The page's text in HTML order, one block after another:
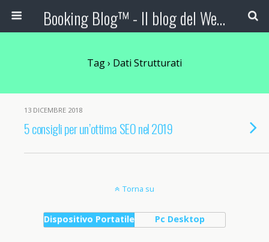
Booking Blog™ - Il blog del Web Marketing Turistico
Tag › Dati Strutturati
13 DICEMBRE 2018
5 consigli per un’ottima SEO nel 2019
Torna su
Dispositivo Portatile Pc Desktop